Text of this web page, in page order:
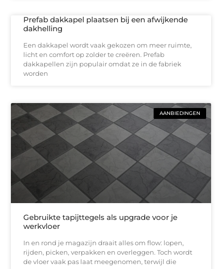
Prefab dakkapel plaatsen bij een afwijkende
dakhelling
Een dakkapel wordt vaak gekozen om meer ruimte,
licht en comfort op zolder te creëren. Prefab
dakkapellen zijn populair omdat ze in de fabriek
worden
AANBIEDINGEN
Gebruikte tapijttegels als upgrade voor je
werkvloer
In en rond je magazijn draait alles om flow: lopen,
rijden, picken, verpakken en overleggen. Toch wordt
de vloer vaak pas laat meegenomen, terwijl die